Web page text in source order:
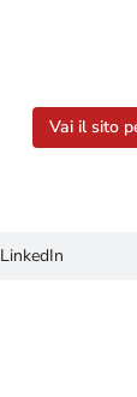
Vai il sito
LinkedIn